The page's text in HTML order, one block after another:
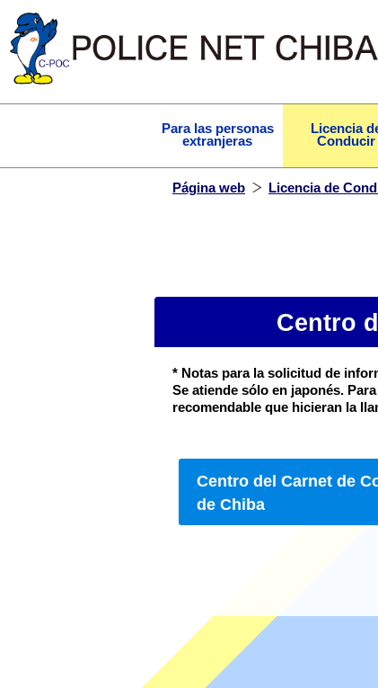
Para las personas
extranjeras
Licencia
Conducir
Página web Licencia de
Centro
* Notas para la solicitud de
Se atiende sólo en japonés.
recomendable que hicieran la
Centro del Carnet de
de Chiba